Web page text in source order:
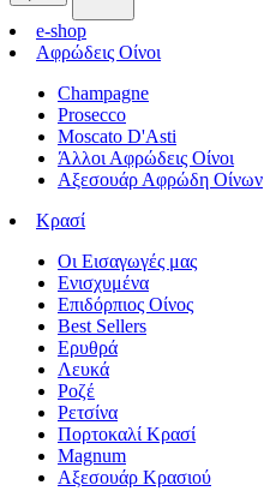
e-shop
Αφρώδεις Οίνοι
Champagne
Prosecco
Moscato D'Asti
Άλλοι Αφρώδεις Οίνοι
Αξεσουάρ Αφρώδη Οίνων
Κρασί
Οι Εισαγωγές μας
Ενισχυμένα
Επιδόρπιος Οίνος
Best Sellers
Ερυθρά
Λευκά
Ροζέ
Ρετσίνα
Πορτοκαλί Κρασί
Magnum
Αξεσουάρ Κρασιού